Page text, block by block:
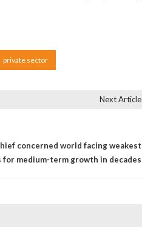
private sector
Next Article
concerned world facing weakest
for medium-term growth in decades